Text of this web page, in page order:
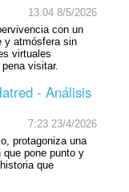
13:04 8/5/2026
con un
y atmósfera sin
virtuales
visitar.
- Análisis
7:23 23/4/2026
protagoniza una
pone punto y
que